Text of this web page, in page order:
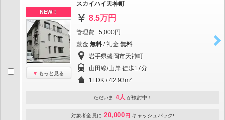
NEW！
もっと見る
スカイハイ天神町
8.5万円
管理費 : 5,000円
敷金 無料 / 礼金 無料
岩手県盛岡市天神町
山田線/山岸 徒歩17分
1LDK / 42.93m²
ただいま 4人 が検討中！
対象者全員に 20,000 円 キャッシュバック!